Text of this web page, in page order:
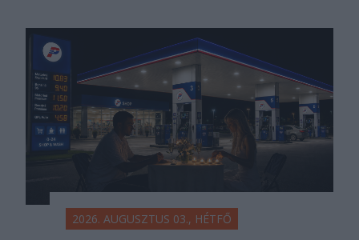
2026. AUGUSZTUS 03., HÉTFŐ